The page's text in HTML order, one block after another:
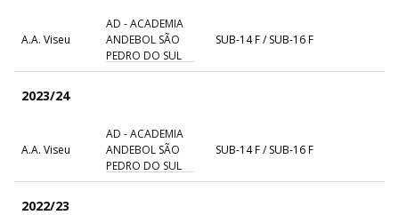
A.A. Viseu
AD - ACADEMIA
ANDEBOL SÃO
PEDRO DO SUL
SUB-14 F / SUB-16 F
2023/24
A.A. Viseu
AD - ACADEMIA
ANDEBOL SÃO
PEDRO DO SUL
SUB-14 F / SUB-16 F
2022/23